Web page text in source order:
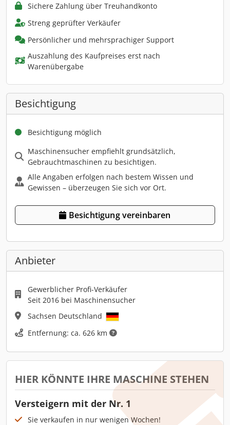
Sichere Zahlung über Treuhandkonto
Streng geprüfter Verkäufer
Persönlicher und mehrsprachiger Support
Auszahlung des Kaufpreises erst nach
Warenübergabe
Besichtigung
Besichtigung möglich
Maschinensucher empfiehlt grundsätzlich,
Gebrauchtmaschinen zu besichtigen.
Alle Angaben erfolgen nach bestem Wissen und
Gewissen – überzeugen Sie sich vor Ort.
Besichtigung vereinbaren
Anbieter
Gewerblicher Profi-Verkäufer
Seit 2016 bei Maschinensucher
Sachsen Deutschland
Entfernung: ca. 626 km
HIER KÖNNTE IHRE MASCHINE STEHEN
Versteigern mit der Nr. 1
Sie verkaufen in nur wenigen Wochen!